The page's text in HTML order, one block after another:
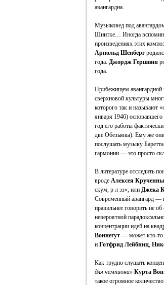
авангардна.
Музыковед под
Шнитке… Иногда
произведениях этих
Арнольд Шенберг
года. Джордж Гершвин
года.
Прибежищем авангардной
сверхновой культуры
которого так и называют
января 1946)
год его работы
две Обезьяны). Ему же
послушать музыку
гармонии — это просто
В литературе отследить
вроде Алексея
скум, р л эз», или Джека
Современный авангард —
правильнее говорить не
невероятной
концентрации идей на
Воннегут — может кто-то
и Готфрид Лейбниц,
Как трудно слушать
для чемпиона» Курта
такое огромное